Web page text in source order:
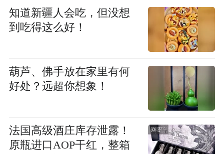
知道新疆人会吃，但没想
到吃得这么好！
葫芦、佛手放在家里有何
好处？远超你想象！
法国高级酒庄库存泄露！
原瓶进口AOP干红，整箱